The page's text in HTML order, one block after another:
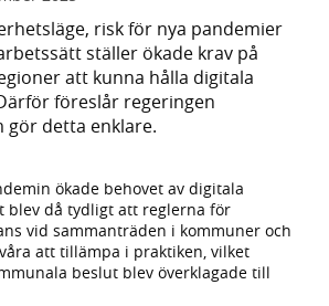
risk för nya pandemier
ställer ökade krav på
att kunna hålla digitala
föreslår regeringen
gör detta enklare.
ökade behovet av digitala
blev då tydligt att reglerna för
vid sammanträden i kommuner och
att tillämpa i praktiken, vilket
beslut blev överklagade till